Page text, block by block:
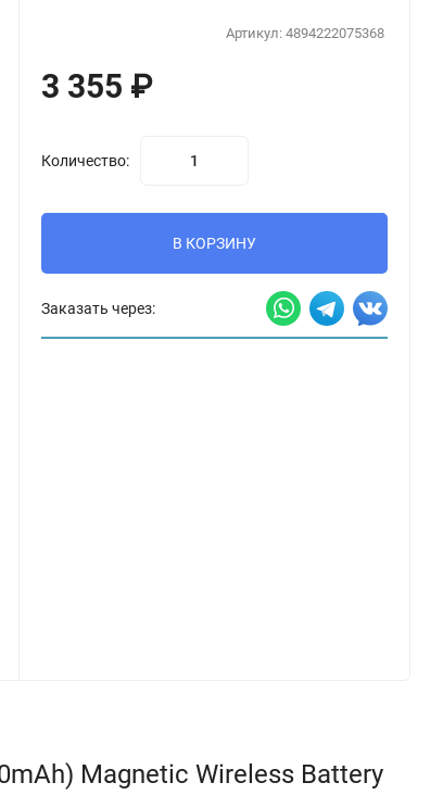
Артикул: 4894222075368
3 355 ₽
Количество:
В КОРЗИНУ
Заказать через:
Magnetic Wireless Battery